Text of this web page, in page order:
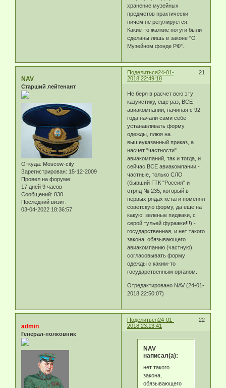
хранение музейных
предметов практически
ничем не регулируется.
Какие-то жалкие потуги были
сделаны лишь в законе "О
Музейном фонде РФ".
Поделиться 21
24-01-
2018 22:49:18
NAV
Старший лейтенант
Откуда: Moscow-city
Зарегистрирован: 15-12-2009
Провел на форуме:
17 дней 9 часов
Сообщений: 830
Последний визит:
03-04-2022 18:36:57
Не беря в расчет всю эту
казуистику, еще раз, ВСЕ
авиакомпании, начиная с 92
года начали сами себе
устанавливать форму
одежды, плюя на
вышеуказанный приказ, а
насчет "частности"
авиакомпаний, так и тогда, и
сейчас ВСЕ авиакомпании -
частные, только СЛО
(бывший ГТК "Россия" и
отряд № 235, который в
первых рядах кстати поменял
советскую форму, да еще на
какую: зеленые пиджаки, с
серой тульей фуражки!!!) -
государственная, и нет такого
закона, обязывающего
авиакомпанию (частную)
согласовывать форму
одежды с каким-то
государственным органом.
Отредактировано NAV (24-01-
2018 22:50:07)
Поделиться 22
24-01-
2018 23:13:41
admin
Генерал-полковник
NAV
написал(а):
нет такого
закона,
обязывающего